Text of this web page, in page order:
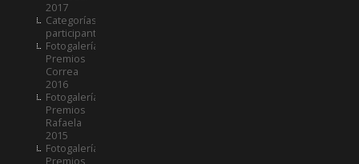
2017
Categorías
participantes
Fotogalería
Premios
Correa
2016
Fotogalería
Premios
Rafaela
2015
Fotogalería
Premios